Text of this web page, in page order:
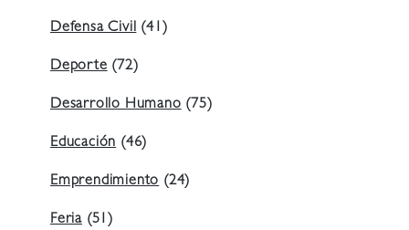
Defensa Civil (41)
Deporte (72)
Desarrollo Humano (75)
Educación (46)
Emprendimiento (24)
Feria (51)